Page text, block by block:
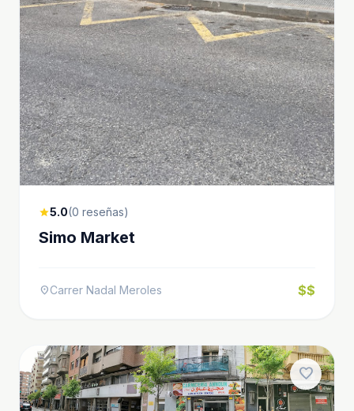
star5.0(0 reseñas)
Simo Market
location_onCarrer Nadal Meroles $$
favorite